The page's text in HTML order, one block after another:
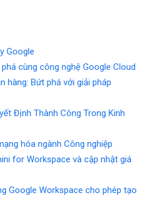
Google
cùng công nghệ Google Cloud
hàng: Bứt phá với giải pháp
Định Thành Công Trong Kinh
hóa ngành Công nghiệp
for Workspace và cập nhật giá
Google Workspace cho phép tạo